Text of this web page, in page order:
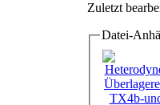
Zuletzt
Datei-